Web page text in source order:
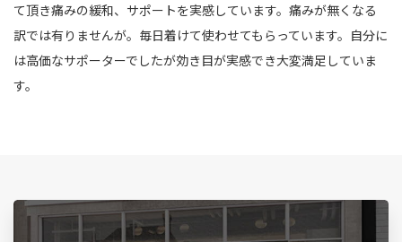
て頂き痛みの緩和、サポートを実感しています。痛みが無くなる
訳では有りませんが。毎日着けて使わせてもらっています。自分に
は高価なサポーターでしたが効き目が実感でき大変満足していま
す。